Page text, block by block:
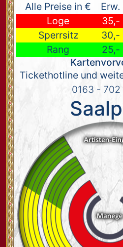
Alle Preise in €
Erw.
Loge
35,-
Sperrsitz
30,-
Rang
25,-
Tickethotline und
0163 - 702